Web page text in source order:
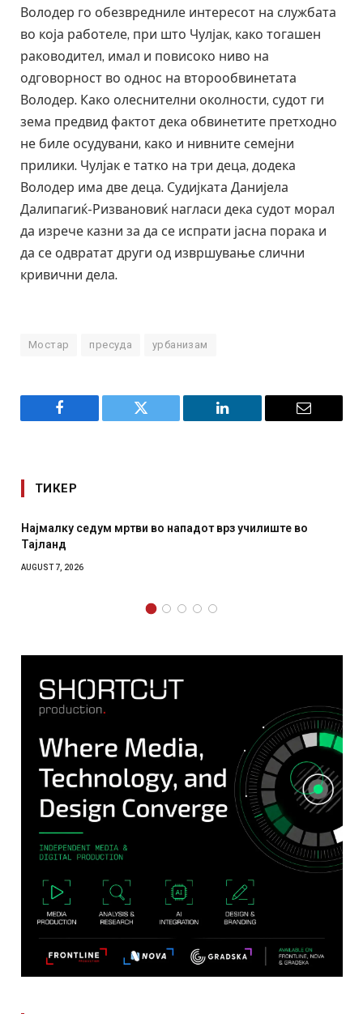
Володер го обезвредниле интересот на службата
во која работеле, при што Чулјак, како тогашен
раководител, имал и повисоко ниво на
одговорност во однос на второобвинетата
Володер. Како олеснителни околности, судот ги
зема предвид фактот дека обвинетите претходно
не биле осудувани, како и нивните семејни
прилики. Чулјак е татко на три деца, додека
Володер има две деца. Судијката Данијела
Далипагиќ-Ризвановиќ нагласи дека судот морал
да изрече казни за да се испрати јасна порака и
да се одвратат други од извршување слични
кривични дела.
Мостар пресуда урбанизам
Facebook Twitter LinkedIn Email
ТИКЕР
СОЗИС: Украинците повеќе им веруваат на генералите
отколку на Зеленски
AUGUST 7, 2026